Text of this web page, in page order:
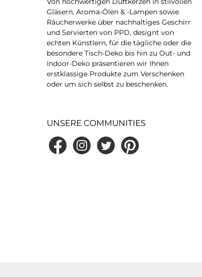
Material nicht an. Es bleibt
glänzend.
Gläsern, Aroma-Ölen & -Lampen sowie
Räucherwerke über nachhaltiges Geschirr
und Servierten von PPD, designt von
echten Künstlern, für die tägliche oder die
besondere Tisch-Deko bis hin zu Out- und
Indoor-Deko präsentieren wir Ihnen
erstklassige Produkte zum Verschenken
oder um sich selbst zu beschenken.
UNSERE COMMUNITIES
FacebookInstagramTwitter Pinterest